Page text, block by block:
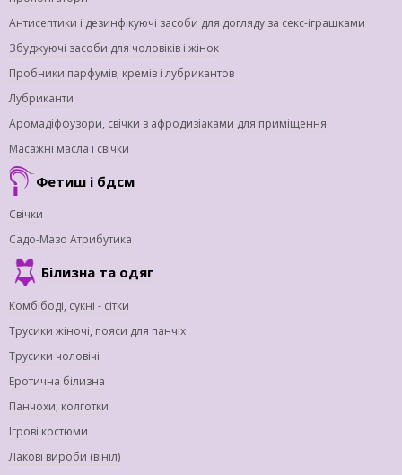
Антисептики і дезинфікуючі засоби для догляду за секс-іграшками
Збуджуючі засоби для чоловіків і жінок
Пробники парфумів, кремів і лубрикантов
Лубриканти
Аромадіффузори, свічки з афродизіаками для приміщення
Масажні масла і свічки
Фетиш і бдсм
Свічки
Садо-Мазо Атрибутика
Білизна та одяг
Комбібоді, сукні - сітки
Трусики жіночі, пояси для панчіх
Трусики чоловічі
Еротична білизна
Панчохи, колготки
Ігрові костюми
Лакові вироби (вініл)